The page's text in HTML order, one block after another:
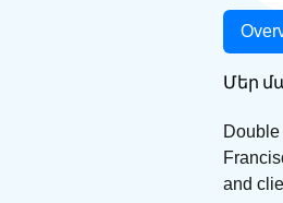
Մեր
and